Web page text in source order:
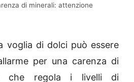
di minerali: attenzione
voglia di dolci può essere
per una carenza di
che regola i livelli di